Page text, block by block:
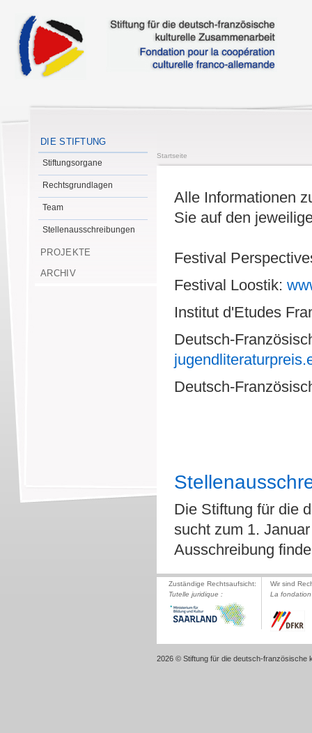
DIE STIFTUNG
Stiftungsorgane
Rechtsgrundlagen
Team
Stellenausschreibungen
PROJEKTE
ARCHIV
Startseite
Alle Informationen
Sie auf den
Festival
Festival Loostik:
Institut d'Etudes
Deutsch-
Deutsch-
Die Stiftung für die
sucht zum 1.
Ausschreibung
Zuständige Rechtsaufsicht:
Tutelle juridique :
Wir sind
La
2026 © Stiftung für die deutsch-französische